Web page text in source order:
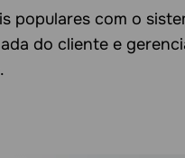
populares com o
do cliente e